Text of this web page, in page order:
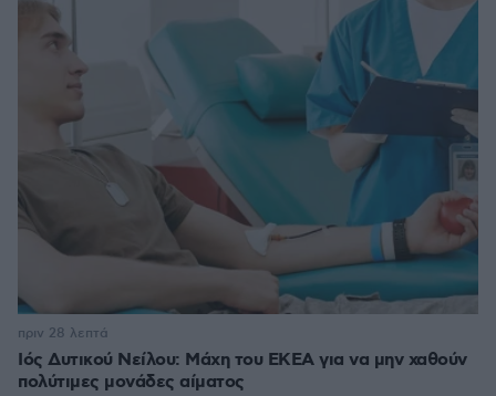
Ιός Δυτικού Νείλου: Μάχη του ΕΚΕΑ για να μην χαθούν
πολύτιμες μονάδες αίματος
πριν 28 λεπτά